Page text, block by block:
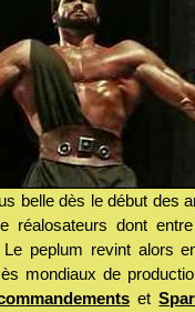
belle dès le début des
réalosateurs dont
peplum revint alors
mondiaux de
et